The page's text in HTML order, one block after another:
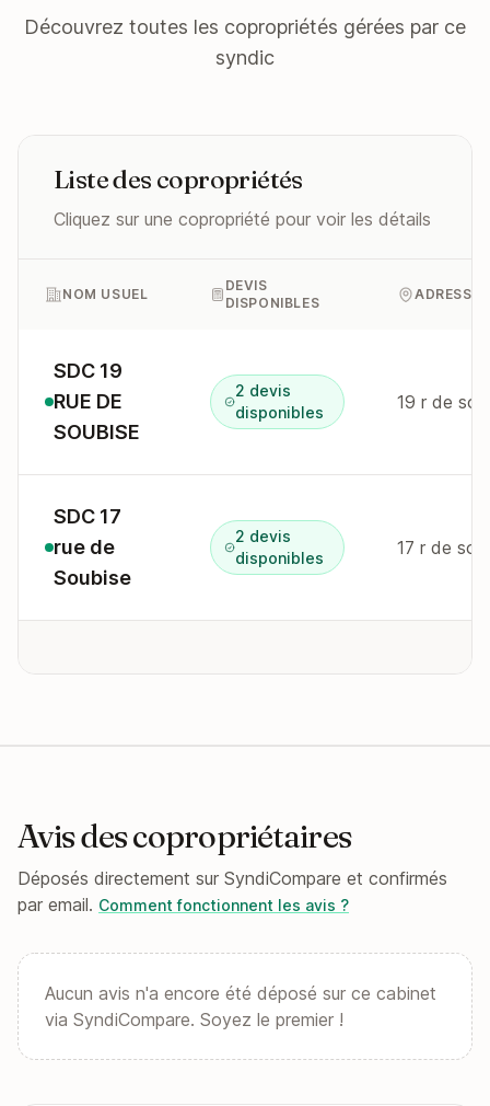
Découvrez toutes les copropriétés gérées par ce
syndic
Liste des copropriétés
Cliquez sur une copropriété pour voir les détails
NOM USUEL
DEVIS
DISPONIBLES
ADRESSE
SDC 19
RUE DE
SOUBISE
2 devis
disponibles
19 r de
SDC 17
rue de
Soubise
2 devis
disponibles
17 r de
Avis des copropriétaires
Déposés directement sur SyndiCompare et confirmés
par email. Comment fonctionnent les avis ?
Aucun avis n'a encore été déposé sur ce cabinet
via SyndiCompare. Soyez le premier !